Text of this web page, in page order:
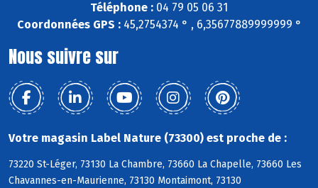
Téléphone : 04 79 05 06 31
Coordonnées GPS :45,2754374 ° , 6,35677889999999 °
Nous suivre sur
Votre magasin Label Nature (73300) est proche de :
73220 St-Léger, 73130 La Chambre, 73660 La Chapelle, 73660 Les
Chavannes-en-Maurienne, 73130 Montaimont, 73130